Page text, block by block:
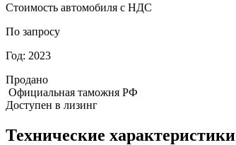
Стоимость автомобиля с НДС
По запросу
Год: 2023
Продано
Официальная таможня РФ
Доступен в лизинг
Технические характеристики